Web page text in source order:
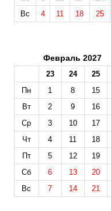
Вс
4 11 18 25
Февраль 2027
23 24
25
Пн
1 8
15
Вт
2 9
16
Ср
3 10
17
Чт
4 11
18
Пт
5 12
19
Сб
6 13
20
Вс
7 14 21